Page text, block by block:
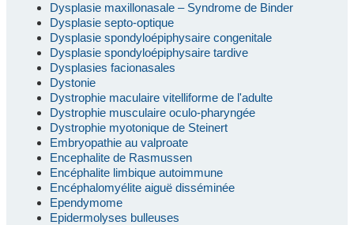
Dysplasie maxillonasale – Syndrome de Binder
Dysplasie septo-optique
Dysplasie spondyloépiphysaire congenitale
Dysplasie spondyloépiphysaire tardive
Dysplasies facionasales
Dystonie
Dystrophie maculaire vitelliforme de l'adulte
Dystrophie musculaire oculo-pharyngée
Dystrophie myotonique de Steinert
Embryopathie au valproate
Encephalite de Rasmussen
Encéphalite limbique autoimmune
Encéphalomyélite aiguë disséminée
Ependymome
Epidermolyses bulleuses